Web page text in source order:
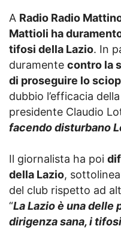
A Radio Radio
Mattioli ha
tifosi della Lazio. In
duramente contro la
di proseguire lo
dubbio l’efficacia
presidente Claudio
facendo disturbano
Il giornalista ha poi
della Lazio,
del club rispetto ad
“La Lazio è una delle
dirigenza sana, i